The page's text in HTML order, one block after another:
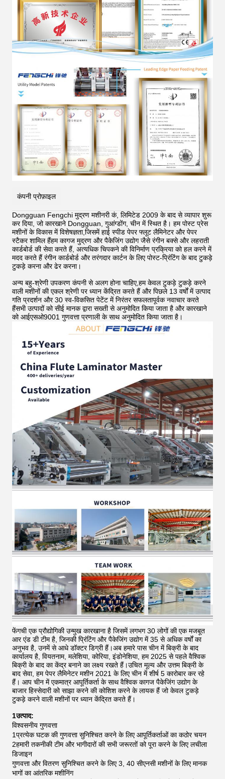
कंपनी प्रोफ़ाइल
Dongguan Fengchi मुद्रण मशीनरी कं, लिमिटेड 2009 के बाद से व्यापार शुरू
कर दिया, जो कारखाने Dongguan, गुआंग्डोंग, चीन में स्थित है। हम पोस्ट प्रेस
मशीनों के विकास में विशेषज्ञता,जिसमें हाई स्पीड पेपर फ्लूट लैमिनेटर और पेपर
स्टैकर शामिल हैंहम कागज मुद्रण और पैकेजिंग उद्योग जैसे रंगीन बक्से और लहराती
कार्डबोर्ड की सेवा करते हैं, अत्यधिक चिपकने की विनिर्माण प्रक्रिया को हल करने में
मदद करते हैं रंगीन कार्डबोर्ड और तरंगदार कार्टन के लिए पोस्ट-प्रिंटिंग के बाद टुकड़े
टुकड़े करना और ढेर करना।
अन्य बहु-श्रेणी उपकरण कंपनी से अलग होना चाहिए,हम केवल टुकड़े टुकड़े करने
वाली मशीनों की एकल श्रेणी पर ध्यान केंद्रित करते हैं और पिछले 13 वर्षों में उत्पाद
गति प्रदर्शन और 30 स्व-विकसित पेटेंट में निरंतर सफलतापूर्वक नवाचार करते
हैंसभी उत्पादों को सीई मानक द्वारा सख्ती से अनुमोदित किया जाता है और कारखाने
को आईएसओ9001 गुणवत्ता प्रणाली के साथ अनुमोदित किया जाता है।
फेंगची एक प्रौद्योगिकी उन्मुख कारखाना है जिसमें लगभग 30 लोगों की एक मजबूत
आर एंड डी टीम है, जिनकी प्रिंटिंग और पैकेजिंग उद्योग में 35 से अधिक वर्षों का
अनुभव है, उनमें से आधे डॉक्टर डिग्री हैं।अब हमारे पास चीन में बिक्री के बाद
कार्यालय है, वियतनाम, मलेशिया, कोरिया, इंडोनेशिया, हम 2025 से पहले वैश्विक
बिक्री के बाद का केंद्र बनाने का लक्ष्य रखते हैं।उचित मूल्य और उत्तम बिक्री के
बाद सेवा, हम पेपर लैमिनेटर मशीन 2021 के लिए चीन में शीर्ष 5 कारोबार कर रहे
हैं। आप चीन में एकमात्र आपूर्तिकर्ता के साथ वैश्विक कागज पैकेजिंग उद्योग के
बाजार हिस्सेदारी को साझा करने की कोशिश करने के लायक हैं जो केवल टुकड़े
टुकड़े करने वाली मशीनों पर ध्यान केंद्रित करते हैं।
1उत्पाद:
विश्वसनीय गुणवत्ता
1प्रत्येक घटक की गुणवत्ता सुनिश्चित करने के लिए आपूर्तिकर्ताओं का कठोर चयन
2हमारी तकनीकी टीम और भागीदारों की सभी जरूरतों को पूरा करने के लिए लचीला
डिजाइन
गुणवत्ता और वितरण सुनिश्चित करने के लिए 3, 40 सीएनसी मशीनों के लिए मानक
भागों का आंतरिक मशीनिंग